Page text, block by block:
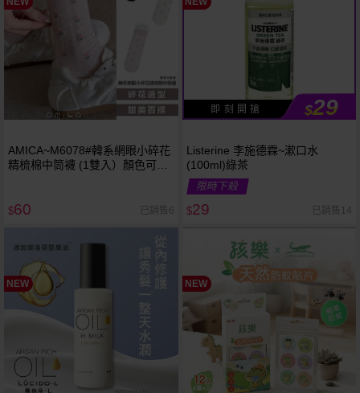
AMICA~M6078#韓系網眼小碎花
精梳棉中筒襪 (1雙入）顏色可選
$60 已銷售6
即 刻 開 搶 $29
Listerine 李施德霖~漱口水
(100ml)綠茶
限時下殺
$29 已銷售14
NEW NEW